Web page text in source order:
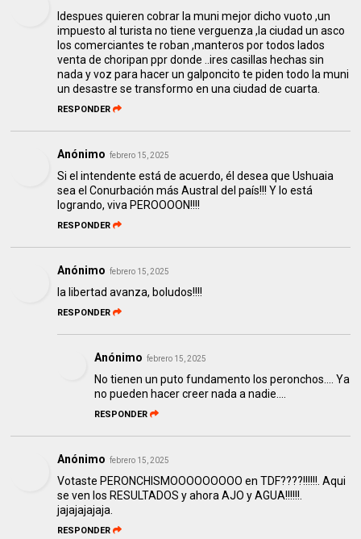
Idespues quieren cobrar la muni mejor dicho vuoto ,un
impuesto al turista no tiene verguenza ,la ciudad un asco
los comerciantes te roban ,manteros por todos lados
venta de choripan ppr donde ..ires casillas hechas sin
nada y voz para hacer un galponcito te piden todo la muni
un desastre se transformo en una ciudad de cuarta.
RESPONDER
Anónimo febrero 15, 2025
Si el intendente está de acuerdo, él desea que Ushuaia
sea el Conurbación más Austral del país!!! Y lo está
logrando, viva PEROOOON!!!!
RESPONDER
Anónimo febrero 15, 2025
la libertad avanza, boludos!!!!
RESPONDER
Anónimo febrero 15, 2025
No tienen un puto fundamento los peronchos.... Ya
no pueden hacer creer nada a nadie....
RESPONDER
Anónimo febrero 15, 2025
Votaste PERONCHISMOOOOOOOOO en TDF????!!!!!!. Aqui
se ven los RESULTADOS y ahora AJO y AGUA!!!!!!.
jajajajajaja.
RESPONDER